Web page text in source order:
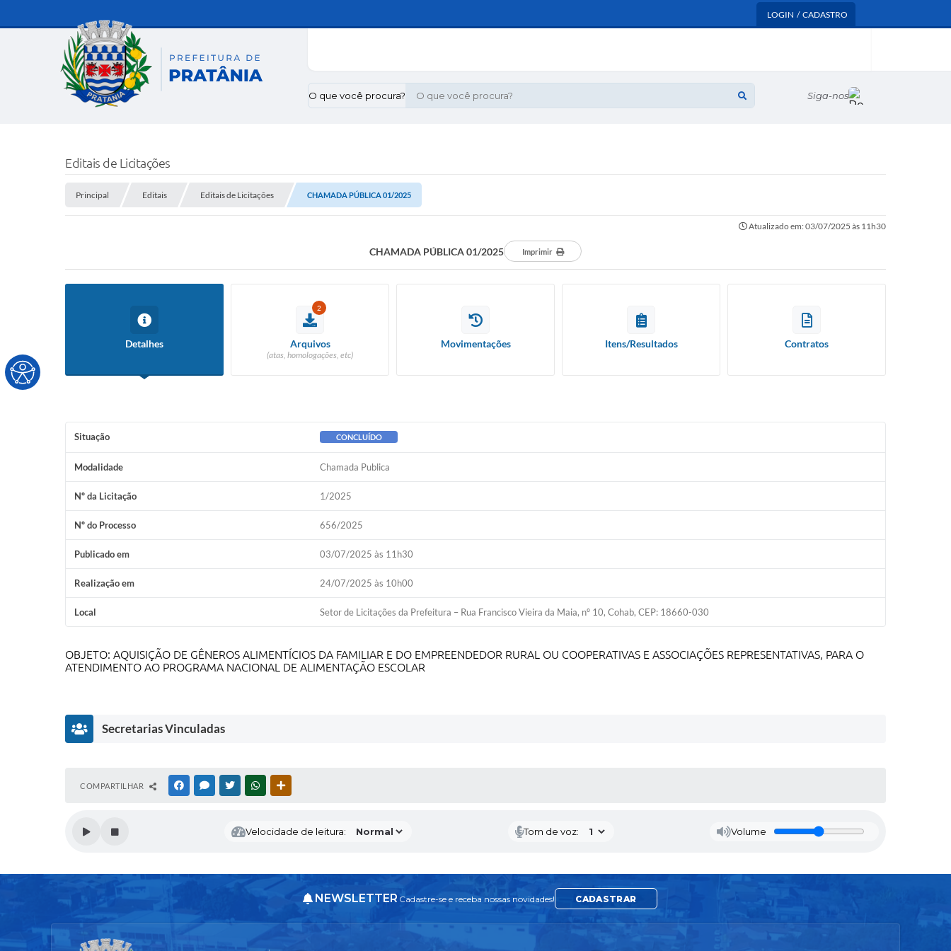
LOGIN / CADASTRO
O que você procura? Siga-nos
Editais de Licitações
Principal Editais Editais de Licitações CHAMADA PÚBLICA 01/2025
Atualizado em: 03/07/2025 às 11h30
CHAMADA PÚBLICA 01/2025 Imprimir
Detalhes
2
Arquivos
(atas, homologações, etc)
Movimentações Itens/Resultados Contratos
Situação CONCLUÍDO
Modalidade Chamada Publica
Nº da Licitação 1/2025
Nº do Processo 656/2025
Publicado em 03/07/2025 às 11h30
Realização em 24/07/2025 às 10h00
Local Setor de Licitações da Prefeitura – Rua Francisco Vieira da Maia, nº 10, Cohab, CEP: 18660-030
OBJETO: AQUISIÇÃO DE GÊNEROS ALIMENTÍCIOS DA FAMILIAR E DO EMPREENDEDOR RURAL OU COOPERATIVAS E ASSOCIAÇÕES REPRESENTATIVAS, PARA O
ATENDIMENTO AO PROGRAMA NACIONAL DE ALIMENTAÇÃO ESCOLAR
Secretarias Vinculadas
D
I
I
E
E
COMPARTILHAR FACEBOOKMESSENGER
TWITTERWHATSAPP
Velocidade de leitura: Tom de voz: Volume
NEWSLETTER Cadastre-se e receba nossas novidades! CADASTRAR